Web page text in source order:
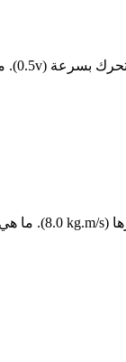
بسرعة (0.5v)
.
(8.0 kg.m/s). ما